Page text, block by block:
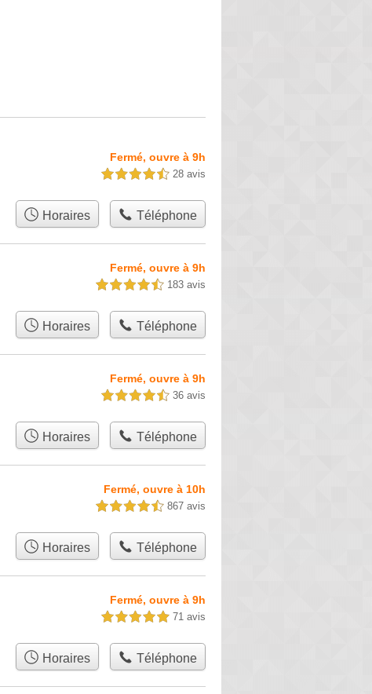
Fermé, ouvre à 9h
4,5 étoiles sur 5 28 avis
Horaires Téléphone
Fermé, ouvre à 9h
4,5 étoiles sur 5 183 avis
Horaires Téléphone
Fermé, ouvre à 9h
4,5 étoiles sur 5 36 avis
Horaires Téléphone
Fermé, ouvre à 10h
4,5 étoiles sur 5 867 avis
Horaires Téléphone
Fermé, ouvre à 9h
5,0 étoiles sur 5 71 avis
Horaires Téléphone